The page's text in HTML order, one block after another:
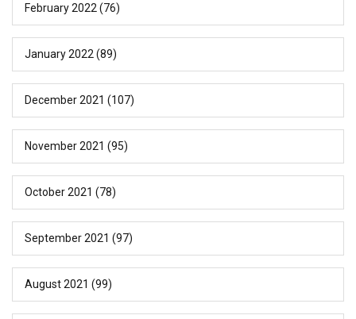
February 2022 (76)
January 2022 (89)
December 2021 (107)
November 2021 (95)
October 2021 (78)
September 2021 (97)
August 2021 (99)